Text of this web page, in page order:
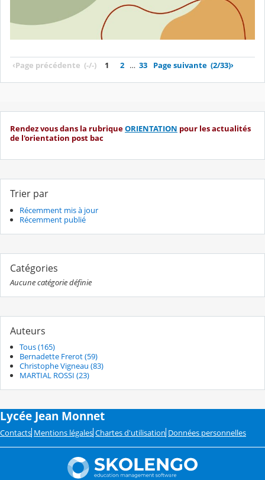
‹Page précédente (-/-) 1 2 … 33 Page suivante (2/33)›
Rendez vous dans la rubriqueORIENTATION pour les actualités
de l'orientation post bac
Trier par
Récemment mis à jour
Récemment publié
Catégories
Aucune catégorie définie
Auteurs
Tous (165)
Bernadette Frerot (59)
Christophe Vigneau (83)
MARTIAL ROSSI (23)
Lycée Jean Monnet
Contacts Mentions légales Chartes d'utilisation Données personnelles